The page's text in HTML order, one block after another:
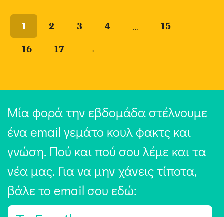
1 2 3 4 … 15
16 17 →
Μία φορά την εβδομάδα στέλνουμε
ένα email γεμάτο κουλ φακτς και
γνώση. Πού και πού σου λέμε και τα
νέα μας. Για να μην χάνεις τίποτα,
βάλε το email σου εδώ:
E